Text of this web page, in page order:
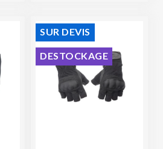
SUR DEVIS
DESTOCKAGE